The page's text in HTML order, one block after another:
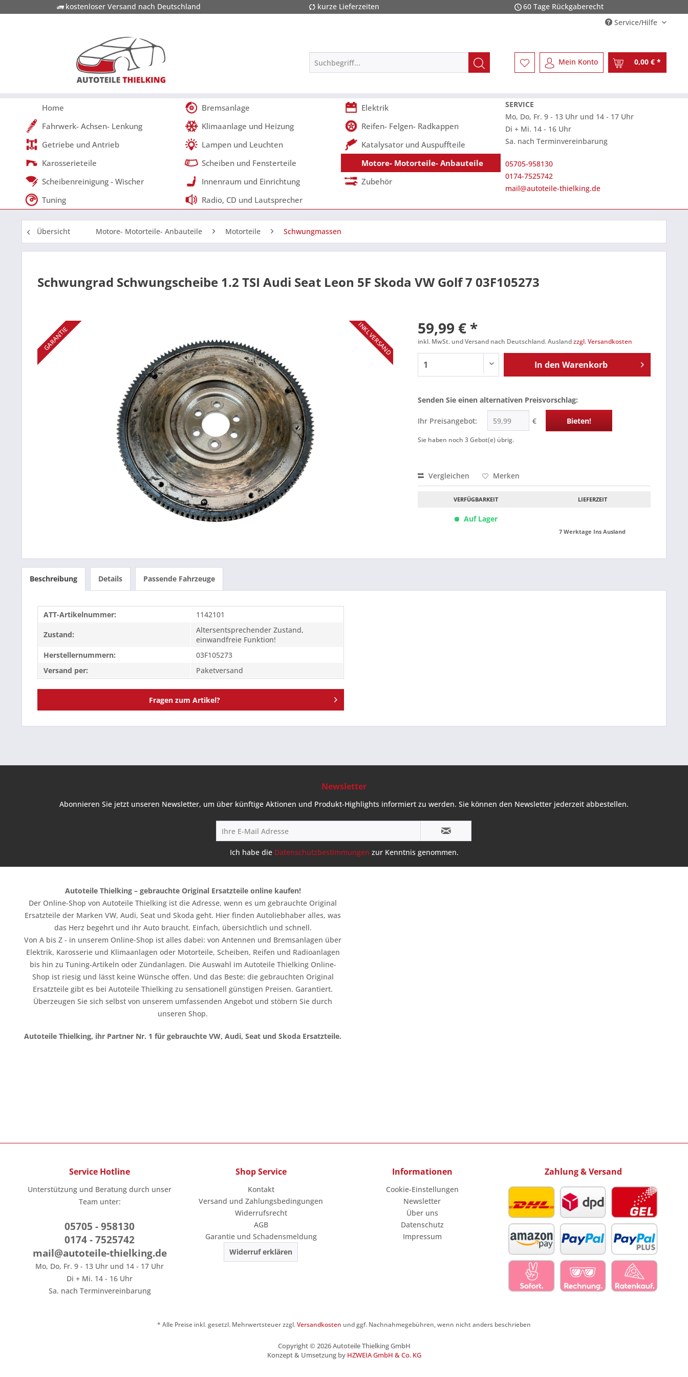
kostenloser Versand nach Deutschland kurze Lieferzeiten
60 Tage Rückgaberecht
Service/Hilfe
Mein Konto 0,00 € *
Home Bremsanlage
Elektrik
Fahrwerk- Achsen- Lenkung
Klimaanlage und Heizung
Reifen- Felgen- Radkappen
Getriebe und Antrieb
Lampen und Leuchten
Katalysator und Auspuffteile
Karosserieteile
Scheiben und Fensterteile
Motore- Motorteile- Anbauteile
Scheibenreinigung - Wischer
Innenraum und Einrichtung
Zubehör
Tuning
Radio, CD und Lautsprecher
SERVICE
Mo, Do, Fr. 9 - 13 Uhr und 14 - 17 Uhr
Di + Mi. 14 - 16 Uhr
Sa. nach Terminvereinbarung
05705-958130
0174-7525742
mail@autoteile-thielking.de
Übersicht Motore- Motorteile- Anbauteile Motorteile Schwungmassen
Schwungrad Schwungscheibe 1.2 TSI Audi Seat Leon 5F Skoda VW Golf 7 03F105273
GARANTIE INKL VERSAND 59,99 € *
inkl. MwSt. und Versand nach Deutschland. Auslandzzgl. Versandkosten
In den Warenkorb
Senden Sie einen alternativen Preisvorschlag:
Ihr Preisangebot: € Bieten!
Sie haben noch 3Gebot(e) übrig.
Vergleichen Merken
VERFÜGBARKEIT
Auf Lager
LIEFERZEIT
7 Werktage Ins Ausland
Beschreibung Details Passende Fahrzeuge
ATT-Artikelnummer: 1142101
Zustand:
Altersentsprechender Zustand,
einwandfreie Funktion!
Herstellernummern:
03F105273
Versand per:
Paketversand
Fragen zum Artikel?
Service Hotline
Unterstützung und Beratung durch unser
Team unter:
05705 - 958130
0174 - 7525742
mail@autoteile-thielking.de
Mo, Do, Fr. 9 - 13 Uhr und 14 - 17 Uhr
Di + Mi. 14 - 16 Uhr
Sa. nach Terminvereinbarung
Shop Service
Kontakt
Versand und Zahlungsbedingungen
Widerrufsrecht
AGB
Garantie und Schadensmeldung
Widerruf erklären
Informationen
Cookie-Einstellungen
Newsletter
Über uns
Datenschutz
Impressum
Zahlung & Versand
Newsletter
Abonnieren Sie jetzt unseren Newsletter, um über künftige Aktionen und Produkt-Highlights informiert zu werden. Sie können den Newsletter jederzeit abbestellen.
Ich habe die Datenschutzbestimmungen zur Kenntnis genommen.
Autoteile Thielking – gebrauchte Original Ersatzteile online kaufen!
Der Online-Shop von Autoteile Thielking ist die Adresse, wenn es um gebrauchte Original
Ersatzteile der Marken VW, Audi, Seat und Skoda geht. Hier finden Autoliebhaber alles, was
das Herz begehrt und ihr Auto braucht. Einfach, übersichtlich und schnell.
Von A bis Z - in unserem Online-Shop ist alles dabei: von Antennen und Bremsanlagen über
Elektrik, Karosserie und Klimaanlagen oder Motorteile, Scheiben, Reifen und Radioanlagen
bis hin zu Tuning-Artikeln oder Zündanlagen. Die Auswahl im Autoteile Thielking Online-
Shop ist riesig und lässt keine Wünsche offen. Und das Beste: die gebrauchten Original
Ersatzteile gibt es bei Autoteile Thielking zu sensationell günstigen Preisen. Garantiert.
Überzeugen Sie sich selbst von unserem umfassenden Angebot und stöbern Sie durch
unseren Shop.
Autoteile Thielking, ihr Partner Nr. 1 für gebrauchte VW, Audi, Seat und Skoda Ersatzteile.
* Alle Preise inkl. gesetzl. Mehrwertsteuer zzgl.Versandkosten und ggf. Nachnahmegebühren, wenn nicht anders beschrieben
Copyright © 2026 Autoteile Thielking GmbH
Konzept & Umsetzung by HZWEIA GmbH & Co. KG